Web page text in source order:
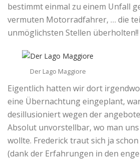
bestimmt einmal zu einem Unfall
vermuten Motorradfahrer, … die
unmöglichsten Stellen überholten!!
Der Lago Maggiore
Eigentlich hatten wir dort
eine Übernachtung eingeplant,
desillusioniert wegen der
Absolut unvorstellbar, wo man
wollte. Frederick traut sich ja
(dank der Erfahrungen in den